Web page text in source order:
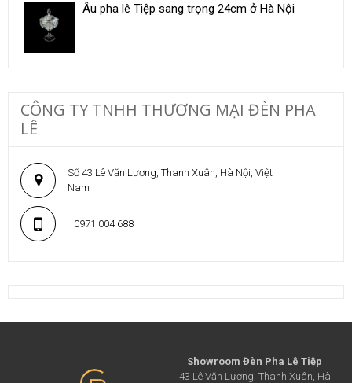
Âu pha lê Tiệp sang trọng 24cm ở Hà Nội
CÔNG TY TNHH THƯƠNG MẠI ĐÈN PHA
LÊ
Số 43 Lê Văn Lương, Thanh Xuân, Hà Nội, Việt
Nam
0971 004 688
Showroom Đèn Pha Lê Tiệp
43 Lê Văn Lương, Thanh Xuân, Hà